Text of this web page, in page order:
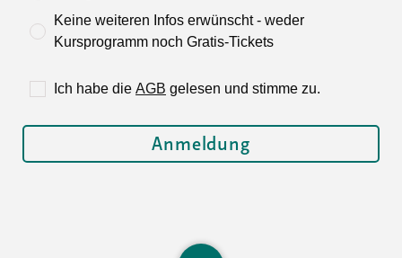
Keine weiteren Infos erwünscht - weder
Kursprogramm noch Gratis-Tickets
Ich habe die AGB gelesen und stimme zu.